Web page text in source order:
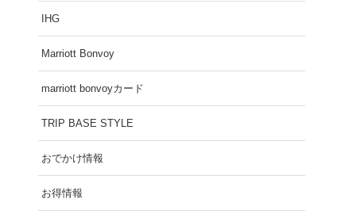
IHG
Marriott Bonvoy
marriott bonvoyカード
TRIP BASE STYLE
おでかけ情報
お得情報